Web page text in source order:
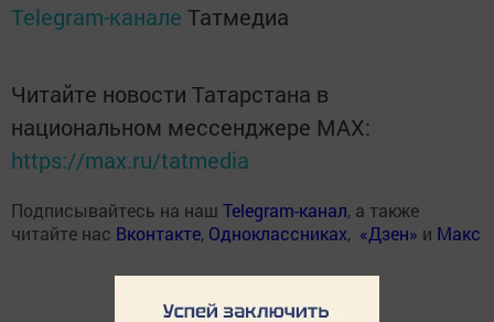
Telegram-канале Татмедиа
Читайте новости Татарстана в
национальном мессенджере MАХ:
https://max.ru/tatmedia
Подписывайтесь на наш Telegram-канал, а также
читайте нас Вконтакте, Одноклассниках, «Дзен» и Макс